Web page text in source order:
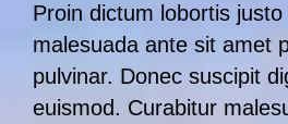
Proin dictum lobortis
malesuada ante sit amet
pulvinar. Donec suscipit
euismod. Curabitur